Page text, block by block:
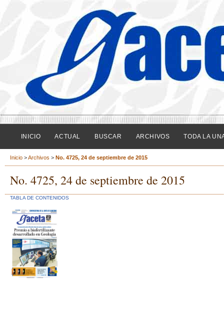
INICIO ACTUAL BUSCAR ARCHIVOS TODA LA
Inicio >Archivos > No. 4725, 24 de septiembre de 2015
No. 4725, 24 de septiembre de 2015
TABLA DE CONTENIDOS